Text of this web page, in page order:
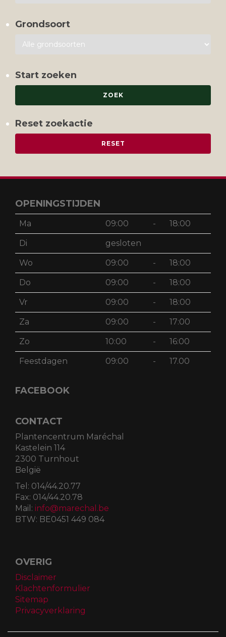
Grondsoort
Start zoeken
Reset zoekactie
OPENINGSTIJDEN
Ma 09:00 - 18:00
Di gesloten
Wo 09:00 - 18:00
Do 09:00 - 18:00
Vr 09:00 - 18:00
Za 09:00 - 17:00
Zo 10:00 - 16:00
Feestdagen 09:00 - 17.00
FACEBOOK
CONTACT
Plantencentrum Maréchal
Kastelein 114
2300 Turnhout
België
Tel: 014/44.20.77
Fax: 014/44.20.78
Mail: info@marechal.be
BTW: BE0451 449 084
OVERIG
Disclaimer
Klachtenformulier
Sitemap
Privacyverklaring